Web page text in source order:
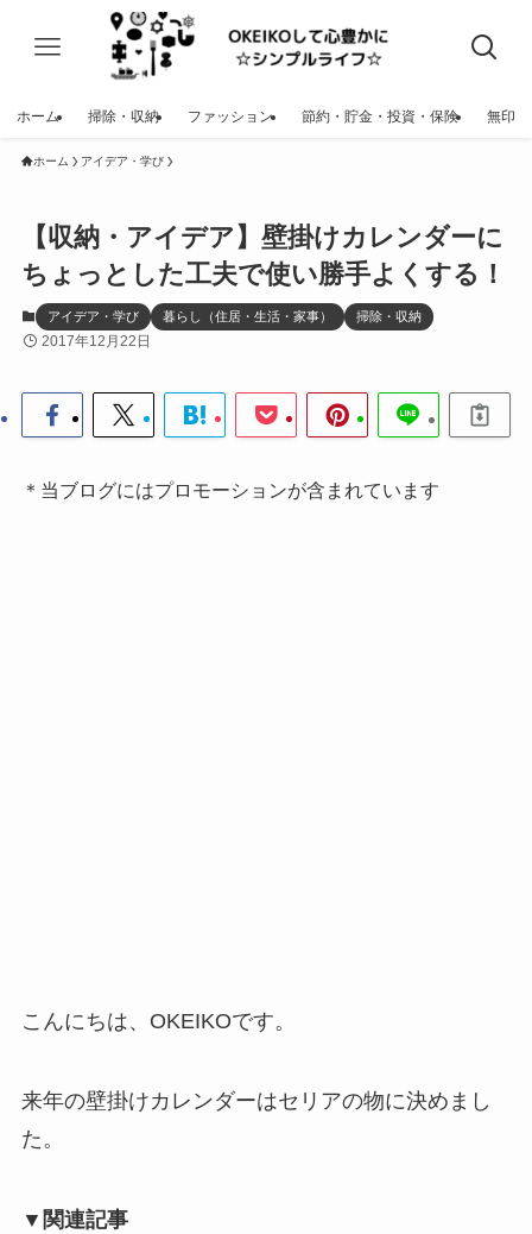
ホーム 掃除・収納 ファッション 節約・貯金・投資・保険 無印
ホーム アイデア・学び
【収納・アイデア】壁掛けカレンダーに
ちょっとした工夫で使い勝手よくする！
アイデア・学び 暮らし（住居・生活・家事） 掃除・収納
2017年12月22日
＊当ブログにはプロモーションが含まれています
こんにちは、OKEIKOです。
来年の壁掛けカレンダーはセリアの物に決めまし
た。
▼関連記事